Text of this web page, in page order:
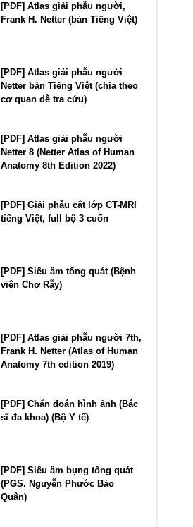
[PDF] Atlas giải phẫu người,
Frank H. Netter (bản Tiếng Việt)
[PDF] Atlas giải phẫu người
Netter bản Tiếng Việt (chia theo
cơ quan dễ tra cứu)
[PDF] Atlas giải phẫu người
Netter 8 (Netter Atlas of Human
Anatomy 8th Edition 2022)
[PDF] Giải phẫu cắt lớp CT-MRI
tiếng Việt, full bộ 3 cuốn
[PDF] Siêu âm tổng quát (Bệnh
viện Chợ Rẫy)
[PDF] Atlas giải phẫu người 7th,
Frank H. Netter (Atlas of Human
Anatomy 7th edition 2019)
[PDF] Chẩn đoán hình ảnh (Bác
sĩ đa khoa) (Bộ Y tế)
[PDF] Siêu âm bụng tổng quát
(PGS. Nguyễn Phước Bảo
Quân)